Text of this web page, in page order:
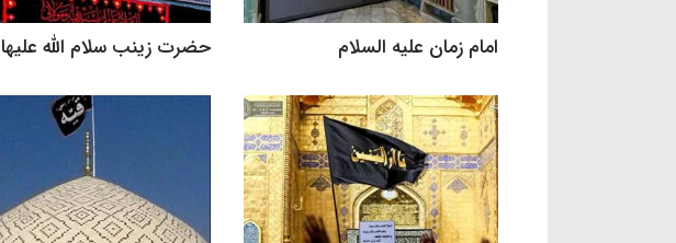
امام زمان علیه السلام حضرت زینب سلام الله علیها